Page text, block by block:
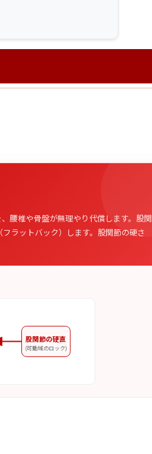
腰椎や骨盤が無理やり代償します。股関
ラットバック）します。股関節の硬さ
股関節の硬直
(可動域のロック)